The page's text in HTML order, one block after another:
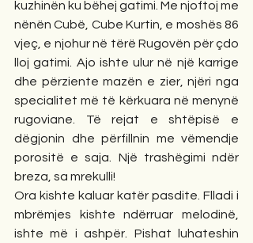
kuzhinën ku bëhej gatimi. Me njoftoj me
nënën Cubë, Cube Kurtin, e moshës 86
vjeç, e njohur në tërë Rugovën për çdo
lloj gatimi. Ajo ishte ulur në një karrige
dhe përziente mazën e zier, njëri nga
specialitet më të kërkuara në menynë
rugoviane. Të rejat e shtëpisë e
dëgjonin dhe përfillnin me vëmendje
porositë e saja. Një trashëgimi ndër
breza, sa mrekulli!
Ora kishte kaluar katër pasdite. Flladi i
mbrëmjes kishte ndërruar melodinë,
ishte më i ashpër. Pishat luhateshin